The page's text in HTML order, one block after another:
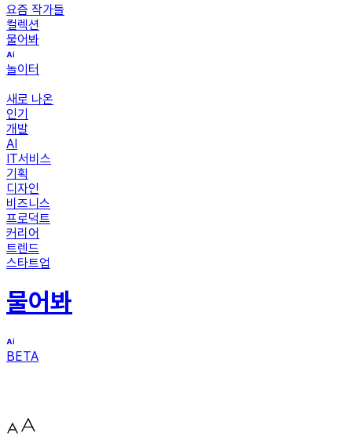
요즘 작가들
컬렉션
물어봐
놀이터
새로 나온
인기
개발
AI
IT서비스
기획
디자인
비즈니스
프로덕트
커리어
트렌드
스타트업
물어봐
BETA